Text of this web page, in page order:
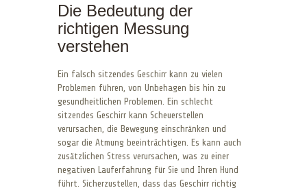
Die Bedeutung der
richtigen Messung
verstehen
Ein falsch sitzendes Geschirr kann zu vielen
Problemen führen, von Unbehagen bis hin zu
gesundheitlichen Problemen. Ein schlecht
sitzendes Geschirr kann Scheuerstellen
verursachen, die Bewegung einschränken und
sogar die Atmung beeinträchtigen. Es kann auch
zusätzlichen Stress verursachen, was zu einer
negativen Lauferfahrung für Sie und Ihren Hund
führt. Sicherzustellen, dass das Geschirr richtig